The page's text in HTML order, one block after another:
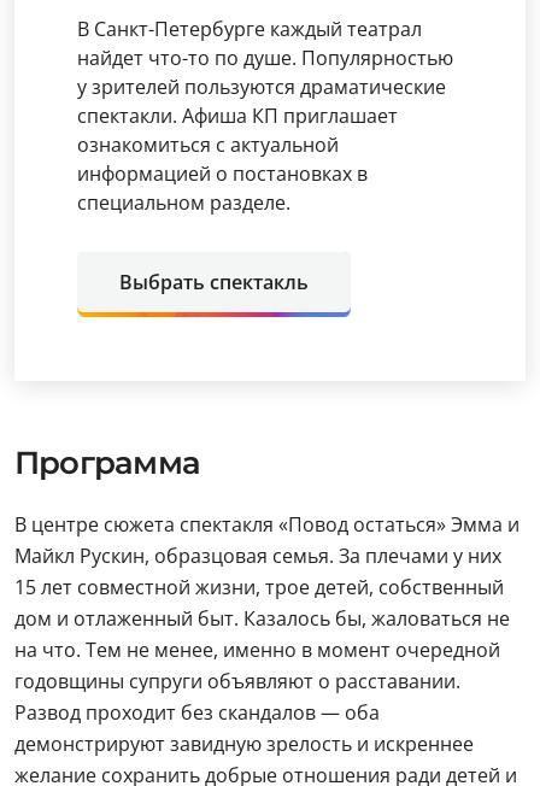
В Санкт-Петербурге каждый театрал
найдет что-то по душе. Популярностью
у зрителей пользуются драматические
спектакли. Афиша КП приглашает
ознакомиться с актуальной
информацией о постановках в
специальном разделе.
Выбрать спектакль
Программа
В центре сюжета спектакля «Повод остаться» Эмма и
Майкл Рускин, образцовая семья. За плечами у них
15 лет совместной жизни, трое детей, собственный
дом и отлаженный быт. Казалось бы, жаловаться не
на что. Тем не менее, именно в момент очередной
годовщины супруги объявляют о расставании.
Развод проходит без скандалов — оба
демонстрируют завидную зрелость и искреннее
желание сохранить добрые отношения ради детей и